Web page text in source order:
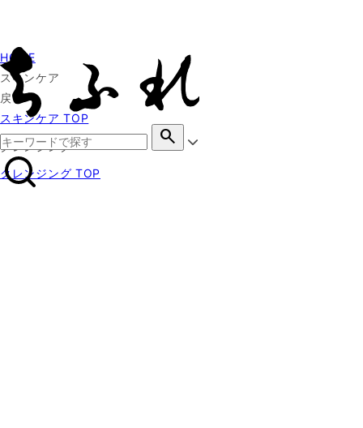
search
HOME
スキンケア
戻る
スキンケア TOP
クレンジング
クレンジング TOP